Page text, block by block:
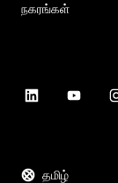
நகரங்கள்
தமிழ்